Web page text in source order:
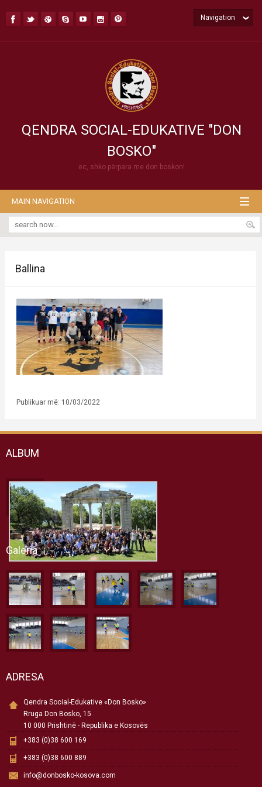
QENDRA SOCIAL-EDUKATIVE "DON
BOSKO"
ec, shko përpara me don boskon!
Navigation
MAIN NAVIGATION
Ballina
Publikuar më: 10/03/2022
ALBUM
Galeria
ADRESA
Qendra Social-Edukative «Don Bosko»
Rruga Don Bosko, 15
10 000 Prishtinë - Republika e Kosovës
+383 (0)38 600 169
+383 (0)38 600 889
info@donbosko-kosova.com